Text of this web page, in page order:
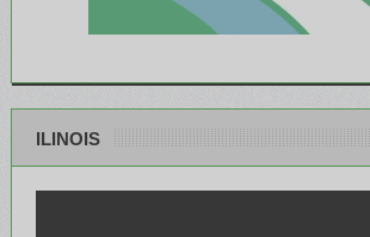
ILINOIS